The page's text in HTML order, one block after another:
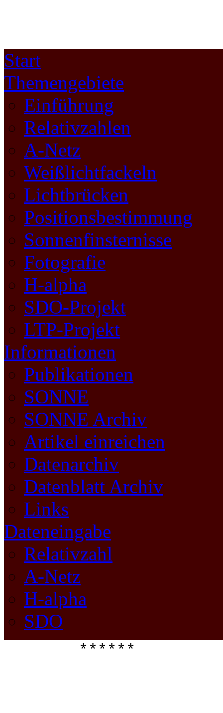
Start
Themengebiete
Einführung
Relativzahlen
A-Netz
Weißlichtfackeln
Lichtbrücken
Positionsbestimmung
Sonnenfinsternisse
Fotografie
H-alpha
SDO-Projekt
LTP-Projekt
Informationen
Publikationen
SONNE
SONNE Archiv
Artikel einreichen
Datenarchiv
Datenblatt Archiv
Links
Dateneingabe
Relativzahl
A-Netz
H-alpha
SDO
******